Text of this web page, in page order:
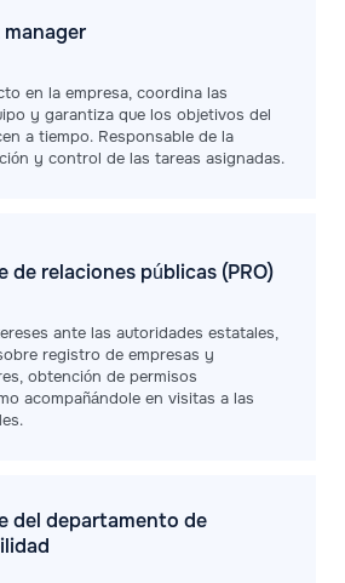
manager
en la empresa, coordina las
y garantiza que los objetivos del
a tiempo. Responsable de la
y control de las tareas asignadas.
de relaciones públicas (PRO)
ante las autoridades estatales,
registro de empresas y
obtención de permisos
acompañándole en visitas a las
del departamento de